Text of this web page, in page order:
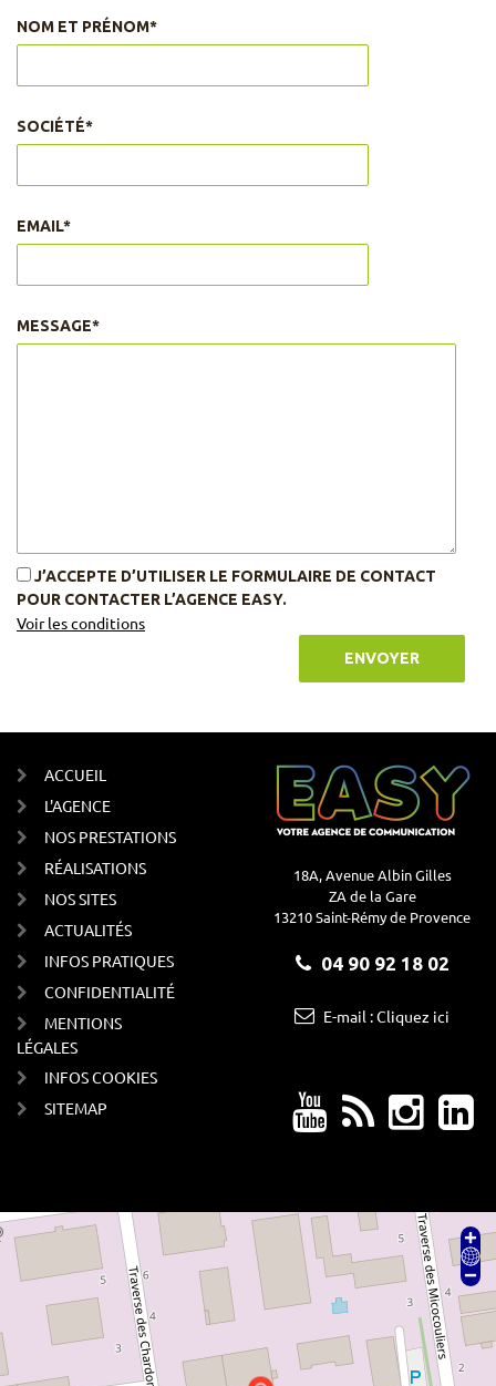
NOM ET PRÉNOM*
SOCIÉTÉ*
EMAIL*
MESSAGE*
J’ACCEPTE D’UTILISER LE FORMULAIRE DE CONTACT
POUR CONTACTER L’AGENCE EASY.
Voir les conditions
ACCUEIL
L'AGENCE
NOS PRESTATIONS
RÉALISATIONS
NOS SITES
ACTUALITÉS
INFOS PRATIQUES
CONFIDENTIALITÉ
MENTIONS
LÉGALES
INFOS COOKIES
SITEMAP
18A, Avenue Albin Gilles
ZA de la Gare
13210 Saint-Rémy de Provence
04 90 92 18 02
E-mail : Cliquez ici